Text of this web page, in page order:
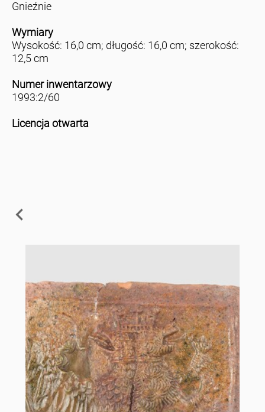
Gnieźnie
Wymiary
Wysokość: 16,0 cm; długość: 16,0 cm; szerokość:
12,5 cm
Numer inwentarzowy
1993:2/60
Licencja otwarta